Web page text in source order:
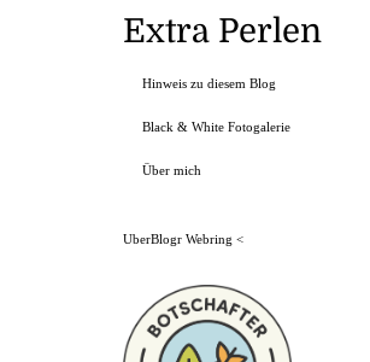
Extra Perlen
Hinweis zu diesem Blog
Black & White Fotogalerie
Über mich
UberBlogr Webring <